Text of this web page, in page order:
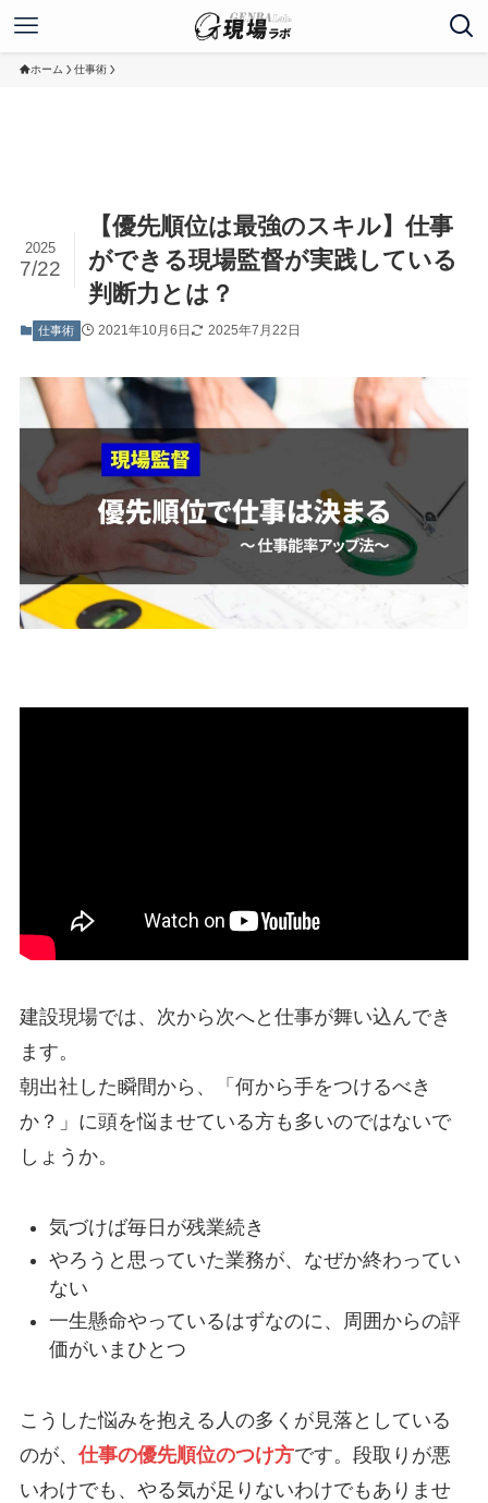
ホーム 仕事術
【優先順位は最強のスキル】仕事
ができる現場監督が実践している
判断力とは？
2025
7/22
仕事術 2021年10月6日 2025年7月22日
建設現場では、次から次へと仕事が舞い込んでき
ます。
朝出社した瞬間から、「何から手をつけるべき
か？」に頭を悩ませている方も多いのではないで
しょうか。
気づけば毎日が残業続き
やろうと思っていた業務が、なぜか終わってい
ない
一生懸命やっているはずなのに、周囲からの評
価がいまひとつ
こうした悩みを抱える人の多くが見落としている
のが、 仕事の優先順位のつけ方です。段取りが悪
いわけでも、やる気が足りないわけでもありませ